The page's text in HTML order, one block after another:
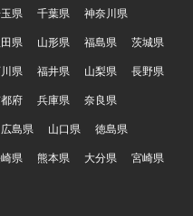
県 千葉県
神奈川県
県 山形県 福島県
茨城県
県 福井県 山梨県
長野県
府 兵庫県
奈良県
広島県 山口県
徳島県
県 熊本県 大分県
宮崎県